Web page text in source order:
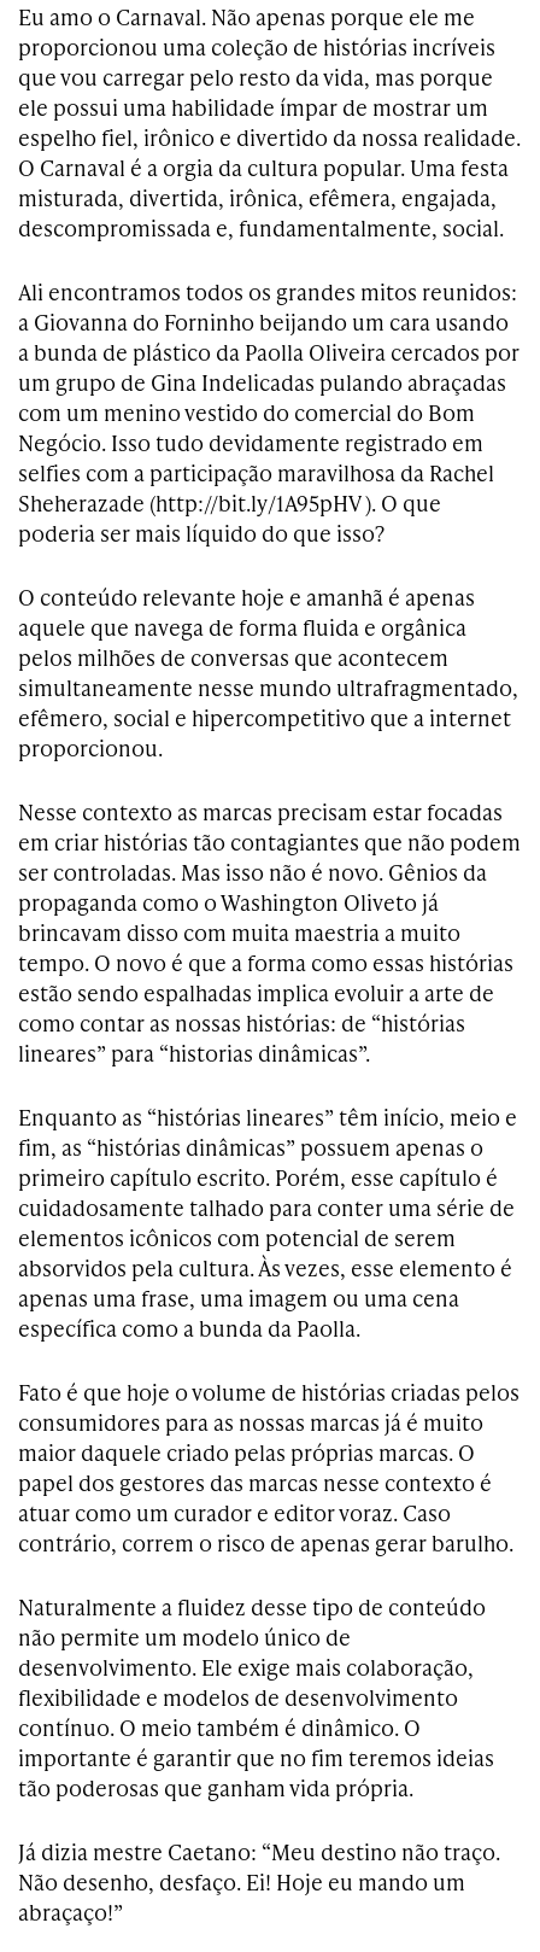
Eu amo o Carnaval. Não apenas porque ele me
proporcionou uma coleção de histórias incríveis
que vou carregar pelo resto da vida, mas porque
ele possui uma habilidade ímpar de mostrar um
espelho fiel, irônico e divertido da nossa realidade.
O Carnaval é a orgia da cultura popular. Uma festa
misturada, divertida, irônica, efêmera, engajada,
descompromissada e, fundamentalmente, social.
Ali encontramos todos os grandes mitos reunidos:
a Giovanna do Forninho beijando um cara usando
a bunda de plástico da ­Paolla ­Oliveira cercados por
um grupo de Gina Indelicadas pulando abraçadas
com um menino vestido do comercial do Bom
Negócio. Isso tudo devidamente registrado em
selfies com a participação maravilhosa da Rachel
Sheherazade (http://bit.ly/1A95pHV ). O que
poderia ser mais líquido do que isso?
O conteúdo relevante hoje e amanhã é apenas
aquele que navega de forma fluida e orgânica
pelos milhões de conversas que acontecem
simultaneamente nesse mundo ultrafragmentado,
efêmero, social e hipercompetitivo que a internet
proporcionou.
Nesse contexto as marcas precisam estar focadas
em criar histórias tão contagiantes que não podem
ser controladas. Mas isso não é novo. Gênios da
propaganda como o Washington Oliveto já
brincavam disso com muita maestria a muito
tempo. O novo é que a forma como essas histórias
estão sendo espalhadas implica evoluir a arte de
como contar as nossas histórias: de “histórias
lineares” para “historias dinâmicas”.
Enquanto as “histórias lineares” têm início, meio e
fim, as “histórias dinâmicas” possuem apenas o
primeiro capítulo escrito. Porém,­ esse capítulo é
cuidadosamente talhado para conter uma série de
elementos icônicos com potencial de serem
absorvidos pela cultura. Às vezes, esse elemento é
apenas uma frase, uma imagem ou uma cena
específica como a bunda da Paolla.
Fato é que hoje o volume de histórias criadas pelos
consumidores para as nossas marcas já é muito
maior daquele criado pelas próprias marcas. O
papel dos gestores das marcas nesse contexto é
atuar como um curador e editor voraz. Caso
contrário, correm o risco de apenas gerar barulho.
Naturalmente a fluidez desse tipo de conteúdo
não permite um modelo único de
desenvolvimento. Ele exige mais colaboração,
flexibilidade e modelos de desenvolvimento
contínuo. O meio também é dinâmico. O
importante é garantir que no fim teremos ideias
tão poderosas que ganham vida própria.
Já dizia mestre Caetano: “Meu destino não traço.
Não desenho, desfaço. Ei! Hoje eu mando um
abraçaço!”